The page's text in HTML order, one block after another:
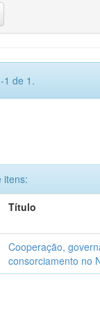
1 de 1.
itens:
Título
Cooperação,
consorciamento no